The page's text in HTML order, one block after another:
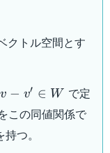
クトル空間とす
v − v′ ∈ W で定
この同値関係で
つ。